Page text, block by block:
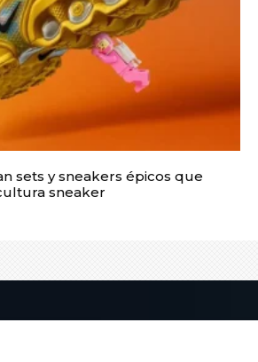
sets y sneakers épicos que
sneaker